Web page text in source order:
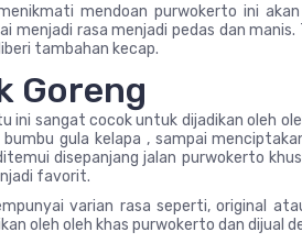
mendoan purwokerto ini
menjadi rasa menjadi pedas dan
tambahan kecap.
Goreng
ini sangat cocok untuk dijadikan oleh
bumbu gula kelapa , sampai
disepanjang jalan purwokerto
favorit.
varian rasa seperti, original
oleh oleh khas purwokerto dan dijual